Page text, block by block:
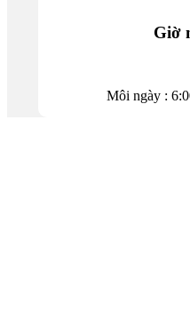
Giờ
Môi ngày :